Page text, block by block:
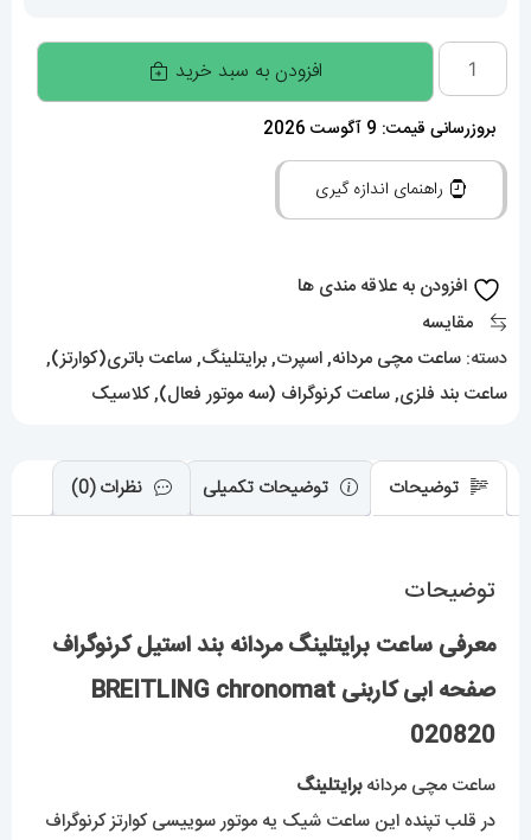
ساعت
برایتلینگ
مردانه
بند
ابی
chronomat
عدد
افزودن به سبد خرید
بروزرسانی قیمت: 9 آگوست 2026
راهنمای اندازه گیری
افزودن به علاقه مندی ها
مقایسه
دسته: ساعت مچی مردانه,اسپرت,برایتلینگ,ساعت باتری(کوارتز),
ساعت بند فلزی,ساعت کرنوگراف (سه موتور فعال),کلاسیک
توضیحات توضیحات تکمیلی نظرات (0)
توضیحات
معرفی ساعت برایتلینگ مردانه بند استیل کرنوگراف
صفحه ابی کاربنی BREITLING chronomat
020820
ساعت مچی مردانهبرایتلینگ
در قلب تپنده این ساعت شیک یه موتور سوییسی کوارتز کرنوگراف